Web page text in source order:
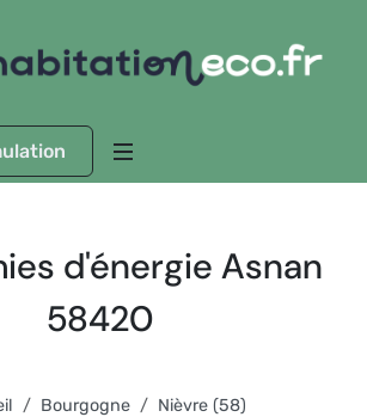
d'énergie Asnan
58420
Bourgogne
Nièvre (58)